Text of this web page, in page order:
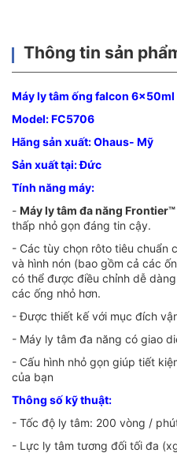
Thông tin sản
Máy ly tâm ống falcon 6x50ml
Model: FC5706
Hãng sản xuất: Ohaus- Mỹ
Sản xuất tại: Đức
Tính năng máy:
- Máy ly tâm đa năng Frontier™
thấp nhỏ gọn đáng tin cậy.
- Các tùy chọn rôto tiêu chuẩn
và hình nón (bao gồm cả các
có thể được điều chỉnh dễ
các ống nhỏ hơn.
- Được thiết kế với mục đích
- Máy ly tâm đa năng có giao
- Cấu hình nhỏ gọn giúp tiết
của bạn
Thông số kỹ thuật:
- Tốc độ ly tâm: 200 vòng /
- Lực ly tâm tương đối tối đa